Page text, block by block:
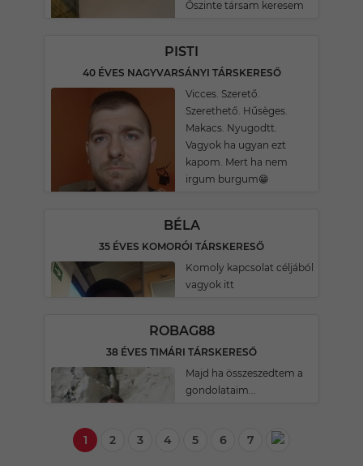
Őszinte társam keresem
PISTI
40 ÉVES NAGYVARSÁNYI TÁRSKERESŐ
Vicces. Szerető.
Szerethető. Hűsèges.
Makacs. Nyugodtt.
Vagyok ha ugyan ezt
kapom. Mert ha nem
irgum burgum😁
BÉLA
35 ÉVES KOMORÓI TÁRSKERESŐ
Komoly kapcsolat céljából
vagyok itt
ROBAG88
38 ÉVES TIMÁRI TÁRSKERESŐ
Majd ha összeszedtem a
gondolataim...
1 2 3 4 5 6 7